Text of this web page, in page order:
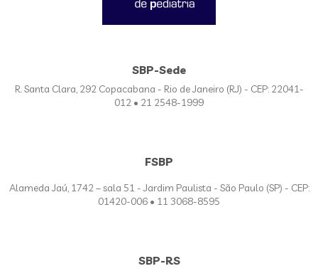
SBP-Sede
R. Santa Clara, 292 Copacabana - Rio de Janeiro (RJ) - CEP: 22041-
012 • 21 2548-1999
FSBP
Alameda Jaú, 1742 – sala 51 - Jardim Paulista - São Paulo (SP) - CEP:
01420-006 • 11 3068-8595
SBP-RS